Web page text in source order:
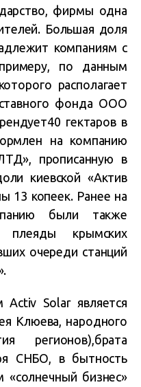
фирмы одна
Большая доля
компаниям с
по данным
располагает
фонда ООО
гектаров в
на компанию
прописанную в
киевской «Актив
13 копеек. Ранее на
были также
крымских
очереди станций
Solar является
Клюева, народного
регионов),брата
СНБО, в бытность
«солнечный бизнес»